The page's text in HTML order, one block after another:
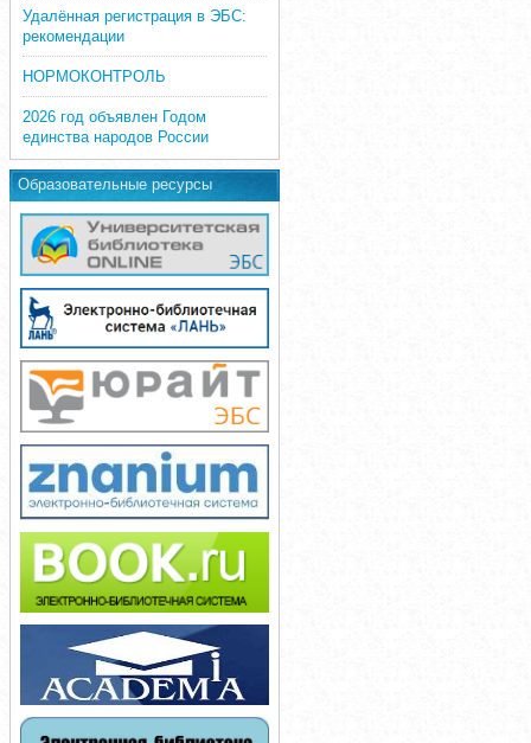
Удалённая регистрация в ЭБС:
рекомендации
НОРМОКОНТРОЛЬ
2026 год объявлен Годом
единства народов России
Образовательные ресурсы